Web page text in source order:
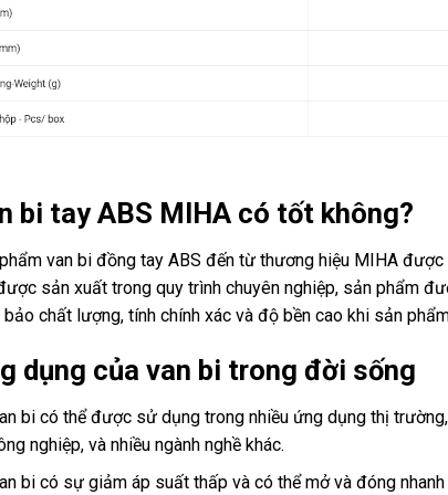
bi tay ABS MIHA có tốt không?
van bi đồng tay ABS đến từ thương hiệu MIHA
sản xuất trong quy trình chuyên nghiệp, sản phẩm
chất lượng, tính chính xác và độ bền cao khi sản
dụng của van bi trong đời sống
bi có thể được sử dụng trong nhiều ứng dụng thị
nghiệp, và nhiều ngành nghề khác.
bi có sự giảm áp suất thấp và có thể mở và đóng